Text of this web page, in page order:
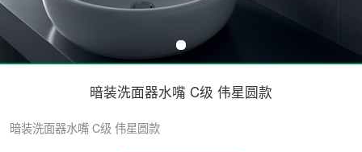
暗装洗面器水嘴 C级 伟星圆款
暗装洗面器水嘴 C级 伟星圆款